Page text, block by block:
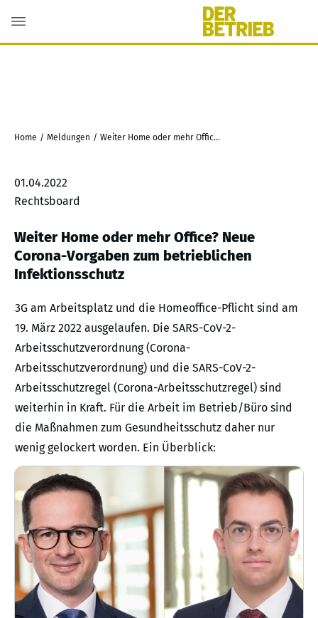
Home / Meldungen / Weiter Home oder mehr Office? Neue Corona-Vorgaben zum betrieblichen Infektionsschutz
01.04.2022
Rechtsboard
Weiter Home oder mehr Office? Neue
Corona-Vorgaben zum betrieblichen
Infektionsschutz
3G am Arbeitsplatz und die Homeoffice-Pflicht sind am
19. März 2022 ausgelaufen. Die SARS-CoV-2-
Arbeitsschutzverordnung (Corona-
Arbeitsschutzverordnung) und die SARS-CoV-2-
Arbeitsschutzregel (Corona-Arbeitsschutzregel) sind
weiterhin in Kraft. Für die Arbeit im Betrieb/Büro sind
die Maßnahmen zum Gesundheitsschutz daher nur
wenig gelockert worden. Ein Überblick: